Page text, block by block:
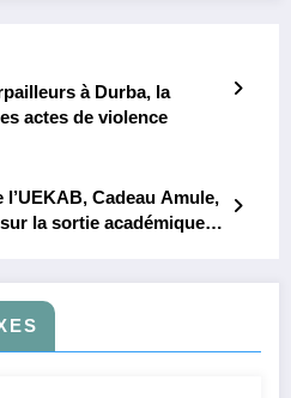
à Durba, la
actes de violence
Cadeau Amule,
la sortie académique